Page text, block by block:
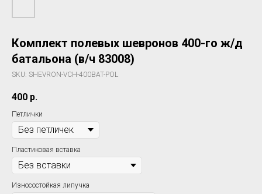
Комплект полевых шевронов 400-го ж/д
батальона (в/ч 83008)
SKU: SHEVRON-VCH-400BAT-POL
400 р.
Петлички
Пластиковая вставка
Износостойкая липучка